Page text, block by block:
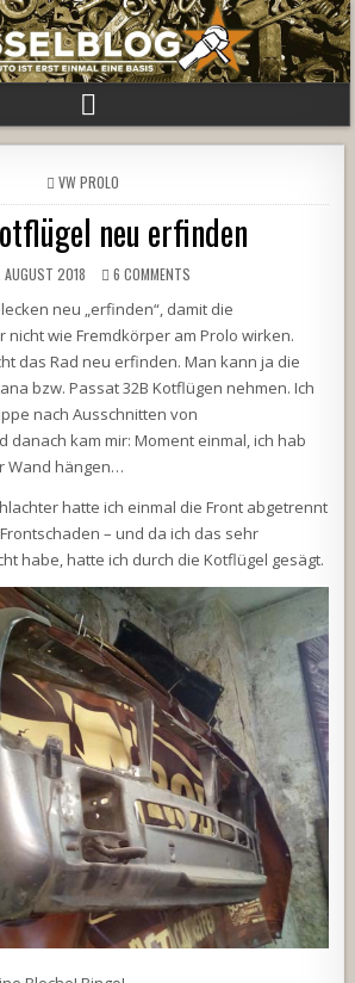
POSTED
IN
VW PROLO
neu erfinden
AUGUST 2018 6 COMMENTS
neu „erfinden“, damit die
wie Fremdkörper am Prolo wirken.
das Rad neu erfinden. Man kann ja die
bzw. Passat 32B Kotflügen nehmen. Ich
nach Ausschnitten von
danach kam mir: Moment einmal, ich hab
Wand hängen…
hatte ich einmal die Front abgetrennt
– und da ich das sehr
habe, hatte ich durch die Kotflügel gesägt.